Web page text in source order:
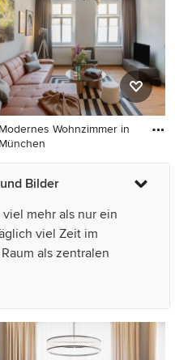
Modernes Wohnzimmer in
München
Wohnzimmer in
München
Bilder
mehr als nur ein
viel Zeit im
als zentralen
oder fernsehen zu
Wohnzimmern steht
oder ein Kachelkamin
zum Einsatz